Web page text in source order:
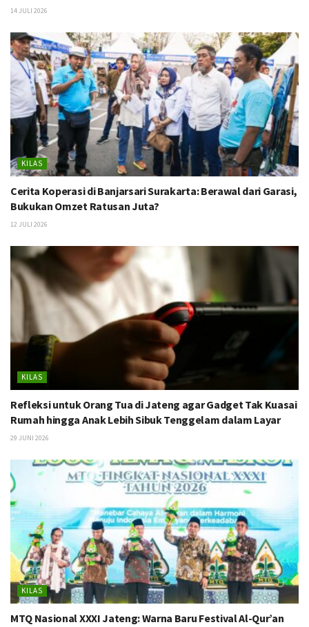
14 JULI 2026
KILAS
Cerita Koperasi di Banjarsari Surakarta: Berawal dari Garasi,
Bukukan Omzet Ratusan Juta?
12 JULI 2026
KILAS
Refleksi untuk Orang Tua di Jateng agar Gadget Tak Kuasai
Rumah hingga Anak Lebih Sibuk Tenggelam dalam Layar
29 JUNI 2026
KILAS
MTQ Nasional XXXI Jateng: Warna Baru Festival Al-Qur’an